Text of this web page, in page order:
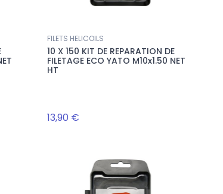
FILETS HELICOILS
10 X 150 KIT DE REPARATION DE
FILETAGE ECO YATO M10x1.50 NET
HT
13,90 €